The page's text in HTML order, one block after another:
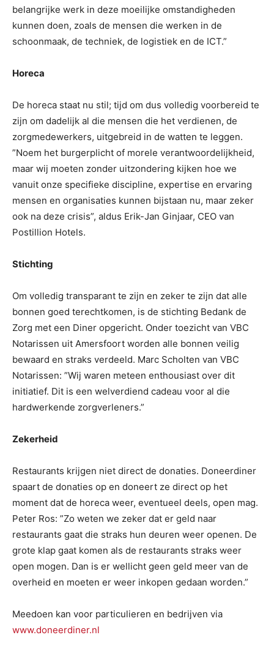
belangrijke werk in deze moeilijke omstandigheden
kunnen doen, zoals de mensen die werken in de
schoonmaak, de techniek, de logistiek en de ICT.”
Horeca
De horeca staat nu stil; tijd om dus volledig voorbereid te
zijn om dadelijk al die mensen die het verdienen, de
zorgmedewerkers, uitgebreid in de watten te leggen.
”Noem het burgerplicht of morele verantwoordelijkheid,
maar wij moeten zonder uitzondering kijken hoe we
vanuit onze specifieke discipline, expertise en ervaring
mensen en organisaties kunnen bijstaan nu, maar zeker
ook na deze crisis”, aldus Erik-Jan Ginjaar, CEO van
Postillion Hotels.
Stichting
Om volledig transparant te zijn en zeker te zijn dat alle
bonnen goed terechtkomen, is de stichting Bedank de
Zorg met een Diner opgericht. Onder toezicht van VBC
Notarissen uit Amersfoort worden alle bonnen veilig
bewaard en straks verdeeld. Marc Scholten van VBC
Notarissen: ”Wij waren meteen enthousiast over dit
initiatief. Dit is een welverdiend cadeau voor al die
hardwerkende zorgverleners.”
Zekerheid
Restaurants krijgen niet direct de donaties. Doneerdiner
spaart de donaties op en doneert ze direct op het
moment dat de horeca weer, eventueel deels, open mag.
Peter Ros: ”Zo weten we zeker dat er geld naar
restaurants gaat die straks hun deuren weer openen. De
grote klap gaat komen als de restaurants straks weer
open mogen. Dan is er wellicht geen geld meer van de
overheid en moeten er weer inkopen gedaan worden.”
Meedoen kan voor particulieren en bedrijven via
www.doneerdiner.nl